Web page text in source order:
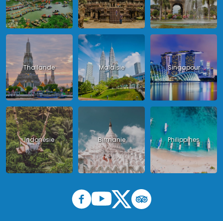
Thailande Malaisie Singapour
Indonésie Birmanie Philippines